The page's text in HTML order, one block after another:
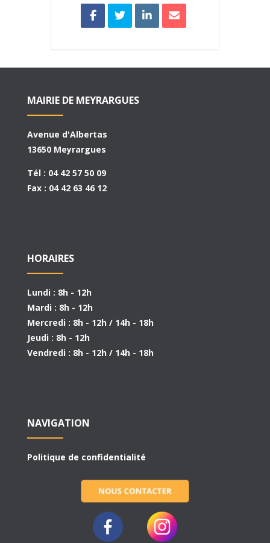
MAIRIE DE MEYRARGUES
Avenue d'Albertas
13650 Meyrargues
Tél : 04 42 57 50 09
Fax : 04 42 63 46 12
HORAIRES
Lundi : 8h - 12h
Mardi : 8h - 12h
Mercredi : 8h - 12h / 14h - 18h
Jeudi : 8h - 12h
Vendredi : 8h - 12h / 14h - 18h
NAVIGATION
Politique de confidentialité